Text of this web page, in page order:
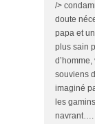
/>
doute
papa et
plus sain
souviens
imaginé
les
navrant….